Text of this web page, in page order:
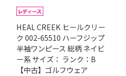
HEAL CREEK ヒールクリー
ク 002-65510 ハーフジップ
半袖ワンピース 総柄 ネイビ
ー系 サイズ： ランク：B
【中古】ゴルフウェア